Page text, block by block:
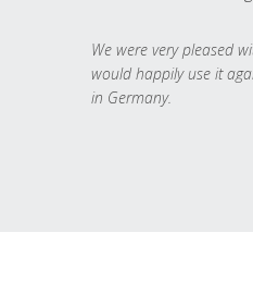
We were very pleased
would happily use it
in Germany.